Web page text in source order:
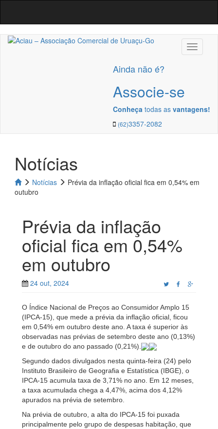
Ainda não é?
Associe-se
Conheça todas as vantagens!
(62)3357-2082
Notícias
Notícias
Prévia da inflação oficial fica em 0,54% em
outubro
Prévia da inflação
oficial fica em 0,54%
em outubro
24 out, 2024
O Índice Nacional de Preços ao Consumidor Amplo 15
(IPCA-15), que mede a prévia da inflação oficial, ficou
em 0,54% em outubro deste ano. A taxa é superior às
observadas nas prévias de setembro deste ano (0,13%)
e de outubro do ano passado (0,21%).
Segundo dados divulgados nesta quinta-feira (24) pelo
Instituto Brasileiro de Geografia e Estatística (IBGE), o
IPCA-15 acumula taxa de 3,71% no ano. Em 12 meses,
a taxa acumulada chega a 4,47%, acima dos 4,12%
apurados na prévia de setembro.
Na prévia de outubro, a alta do IPCA-15 foi puxada
principalmente pelo grupo de despesas habitação, que